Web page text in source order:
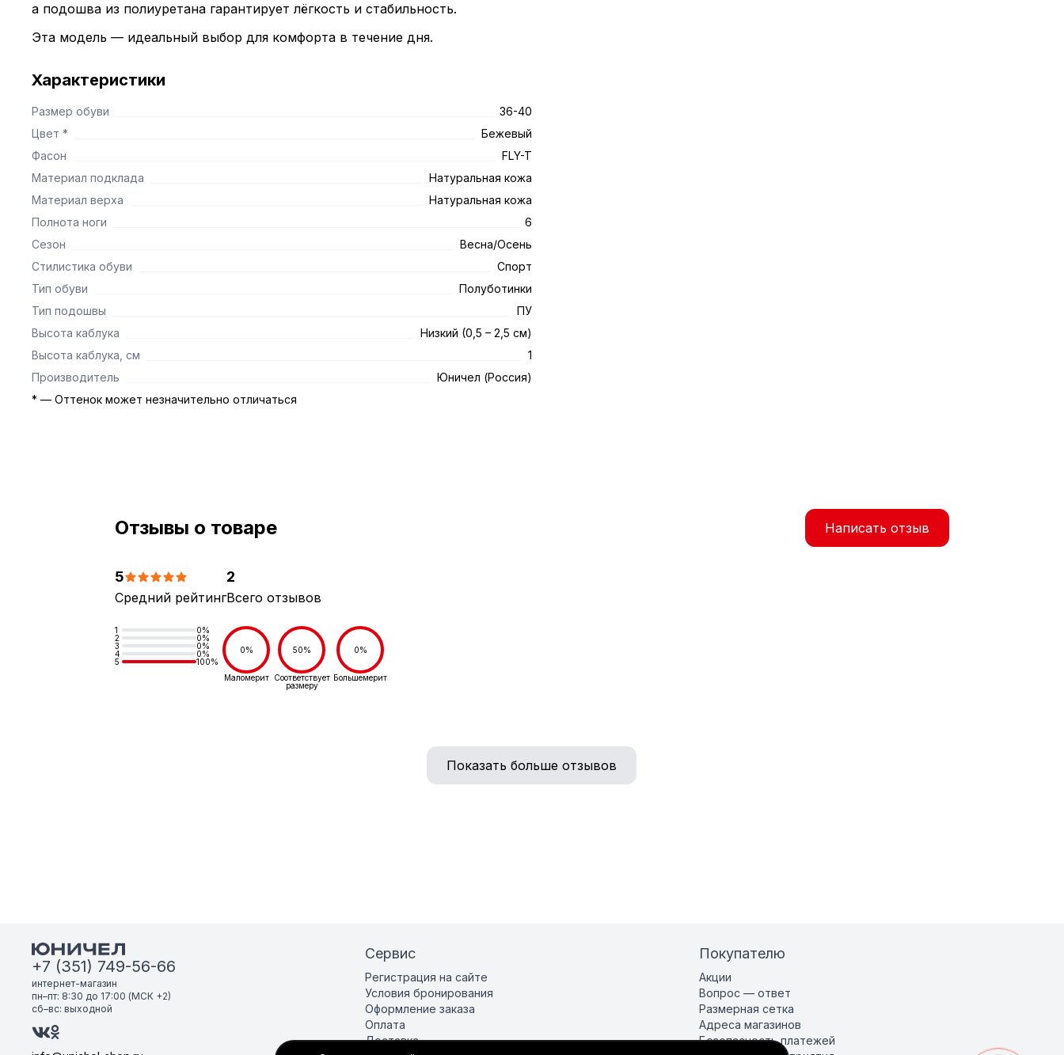
а подошва из полиуретана гарантирует лёгкость и стабильность.
Эта модель — идеальный выбор для комфорта в течение дня.
Характеристики
Размер обуви
36-40
Цвет *
Бежевый
Фасон
FLY-T
Материал подклада
Натуральная кожа
Материал верха
Натуральная кожа
Полнота ноги
6
Сезон
Весна/Осень
Стилистика обуви
Спорт
Тип обуви
Полуботинки
Тип подошвы
ПУ
Высота каблука
Низкий (0,5 – 2,5 см)
Высота каблука, см
1
Производитель
Юничел (Россия)
* — Оттенок может незначительно отличаться
Отзывы о товаре Написать отзыв
5
Средний рейтинг
2
Всего отзывов
1
0%
2
0%
3
0%
4
0%
5
100%
0%
Маломерит
50%
Соответствует
размеру
0%
Большемерит
Показать больше отзывов
+7 (351) 749-56-66
интернет-магазин
пн–пт: 8:30 до 17:00 (МСК +2)
сб–вс: выходной
Сервис
Регистрация на сайте
Условия бронирования
Оформление заказа
Оплата
Доставка
Покупателю
Акции
Вопрос — ответ
Размерная сетка
Адреса магазинов
Безопасность платежей